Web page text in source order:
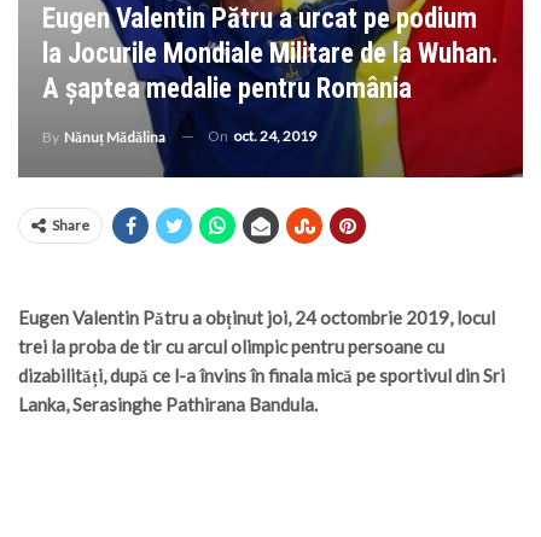
Eugen Valentin Pătru a urcat pe podium
la Jocurile Mondiale Militare de la Wuhan.
A șaptea medalie pentru România
By Nănuț Mădălina On oct. 24, 2019
Share
Eugen Valentin Pătru a obținut joi, 24 octombrie 2019, locul
trei la proba de tir cu arcul olimpic pentru persoane cu
dizabilități, după ce l-a învins în finala mică pe sportivul din Sri
Lanka, Serasinghe Pathirana Bandula.